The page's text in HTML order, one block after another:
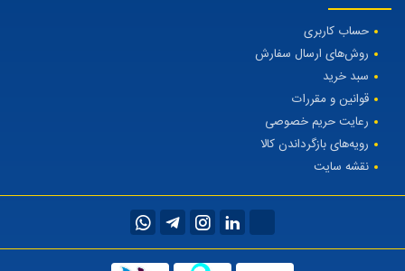
حساب کاربری
روش‌های ارسال سفارش
سبد خرید
قوانین و مقررات
رعایت حریم خصوصی
رویه‌های بازگرداندن کالا
نقشه سایت